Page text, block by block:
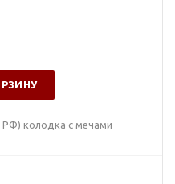
колодка с мечами